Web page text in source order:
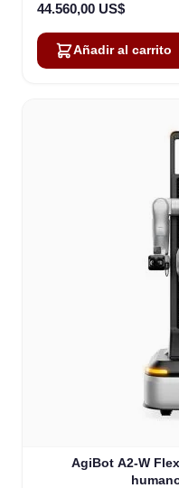
44.560,00 US$
Añadir al carrito
AgiBot A2-W